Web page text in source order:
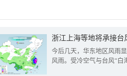
浙江上海等地将承接台
今后几天，华东地区风雨
风雨。受冷空气与台风“白